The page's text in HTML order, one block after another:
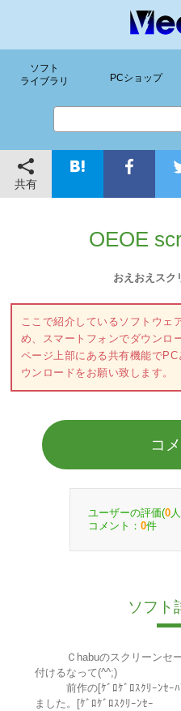
ソフト
ライブラリ
PCショップ
共有
OEOE
おえおえスク
ここで紹介しているソフトウェ
め、スマートフォンでダウンロ
ページ上部にある共有機能で
ウンロードをお願い致します。
コ
ユーザーの評価(0
コメント： 0件
ソフト
Ｃhabuのスクリーンセー
付けるなって(^^;)
前作の[ｹﾞﾛｹﾞﾛｽｸﾘｰﾝｾｰﾊﾞ
ました。[ｹﾞﾛｹﾞﾛｽｸﾘｰﾝｾｰ